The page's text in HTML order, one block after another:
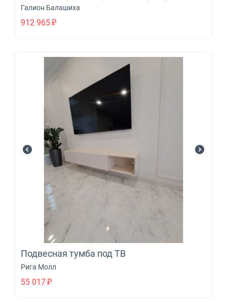
Галион Балашиха
912 965₽
Подвесная тумба под ТВ
Рига Молл
55 017₽